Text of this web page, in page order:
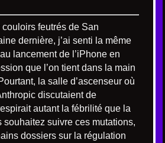
feutrés de San
dernière, j’ai senti la même
lancement de l’iPhone en
que l’on tient dans la main
la salle d’ascenseur où
discutaient de
autant la fébrilité que la
souhaitez suivre ces mutations,
dossiers sur la régulation